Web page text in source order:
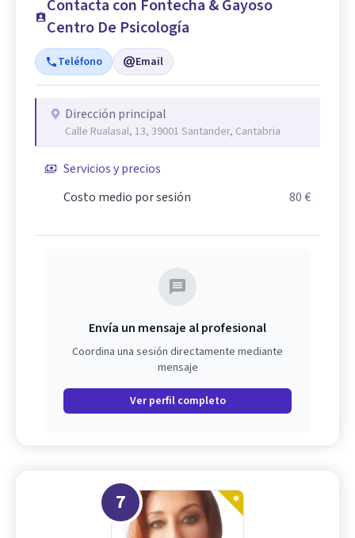
Contacta con Fontecha & Gayoso
Centro De Psicología
Teléfono Email
Dirección principal
Calle Rualasal, 13, 39001 Santander, Cantabria
Servicios y precios
Costo medio por sesión
80 €
Envía un mensaje al profesional
Coordina una sesión directamente mediante
mensaje
Ver perfil completo
7